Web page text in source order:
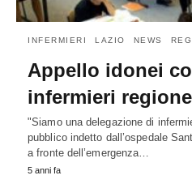
INFERMIERI LAZIO NEWS
Appello idonei
infermieri
"Siamo una delegazione di
pubblico indetto dall’ospedale
a fronte dell’emergenza…
5 anni fa